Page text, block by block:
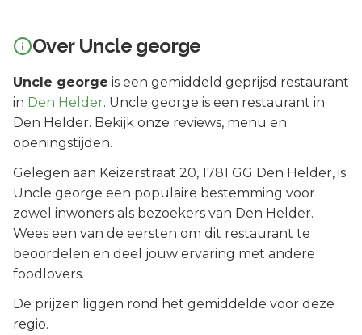
Over Uncle george
Uncle george is een gemiddeld geprijsd restaurant
in Den Helder. Uncle george is een restaurant in
Den Helder. Bekijk onze reviews, menu en
openingstijden.
Gelegen aan Keizerstraat 20, 1781 GG Den Helder, is
Uncle george een populaire bestemming voor
zowel inwoners als bezoekers van Den Helder.
Wees een van de eersten om dit restaurant te
beoordelen en deel jouw ervaring met andere
foodlovers.
De prijzen liggen rond het gemiddelde voor deze
regio.